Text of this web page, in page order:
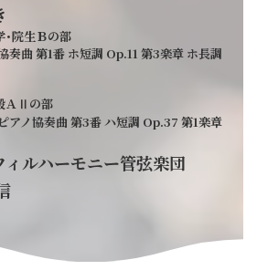
･院生Ｂの部
奏曲 第1番 ホ短調 Op.11 第3楽章 ホ長調
ＡⅡの部
アノ協奏曲 第3番 ハ短調 Op.37 第1楽章
ルハーモニー管弦楽団